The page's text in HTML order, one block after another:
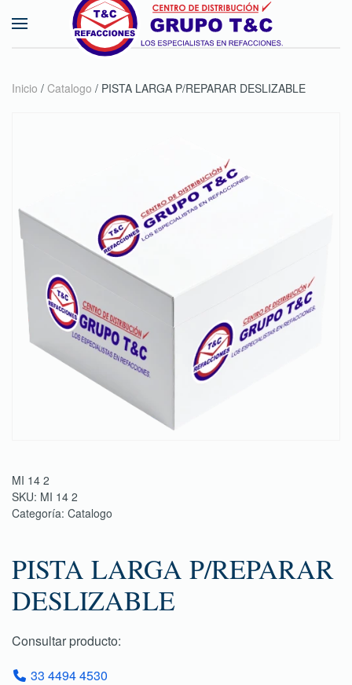
Skip to main content
Inicio / Catalogo / PISTA LARGA P/REPARAR DESLIZABLE
MI 14 2
SKU: MI 14 2
Categoría: Catalogo
PISTA LARGA P/REPARAR
DESLIZABLE
Consultar producto:
33 4494 4530